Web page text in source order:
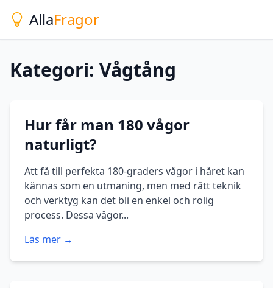
AllaFragor
Kategori: Vågtång
Hur får man 180 vågor
naturligt?
Att få till perfekta 180-graders vågor i håret kan
kännas som en utmaning, men med rätt teknik
och verktyg kan det bli en enkel och rolig
process. Dessa vågor...
Läs mer →